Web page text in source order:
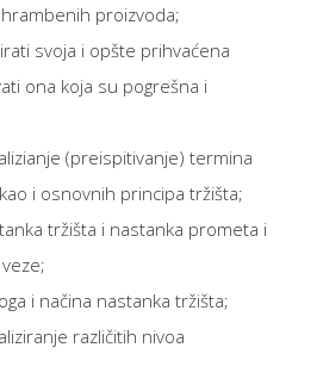
proizvoda;
svoja i opšte prihvaćena
ona koja su pogrešna i
(preispitivanje) termina
i osnovnih principa tržišta;
tržišta i nastanka prometa i
i načina nastanka tržišta;
različitih nivoa